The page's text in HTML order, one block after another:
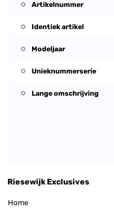
Artikelnummer
Identiek artikel
Modeljaar
Unieknummerserie
Lange omschrijving
Riesewijk Exclusives
Home